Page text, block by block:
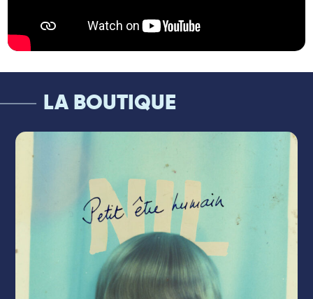
LA BOUTIQUE